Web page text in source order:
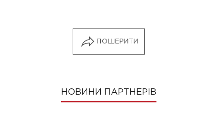
ПОШЕРИТИ
НОВИНИ ПАРТНЕРІВ